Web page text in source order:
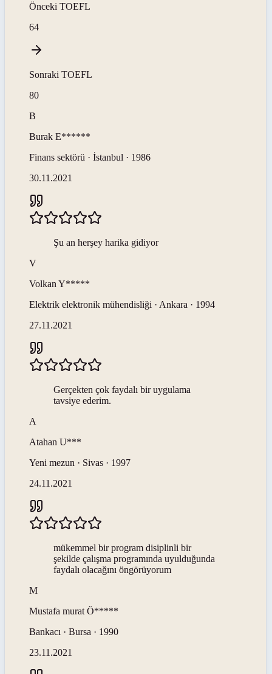
Önceki TOEFL
64
Sonraki TOEFL
80
B
Burak E******
Finans sektörü · İstanbul · 1986
30.11.2021
Şu an herşey harika gidiyor
V
Volkan Y*****
Elektrik elektronik mühendisliği · Ankara · 1994
27.11.2021
Gerçekten çok faydalı bir uygulama
tavsiye ederim.
A
Atahan U***
Yeni mezun · Sivas · 1997
24.11.2021
mükemmel bir program disiplinli bir
şekilde çalışma programında uyulduğunda
faydalı olacağını öngörüyorum
M
Mustafa murat Ö*****
Bankacı · Bursa · 1990
23.11.2021